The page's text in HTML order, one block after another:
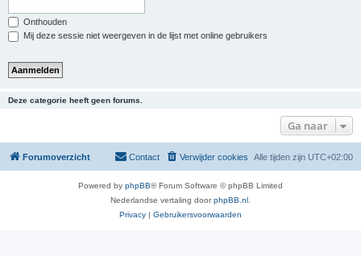
Onthouden
Mij deze sessie niet weergeven in de lijst met online gebruikers
Deze categorie heeft geen forums.
Ga naar
Forumoverzicht Alle tijden zijn UTC+02:00
Verwijder cookies
Contact
Powered by phpBB® Forum Software © phpBB Limited
Nederlandse vertaling doorphpBB.nl
Privacy | Gebruikersvoorwaarden